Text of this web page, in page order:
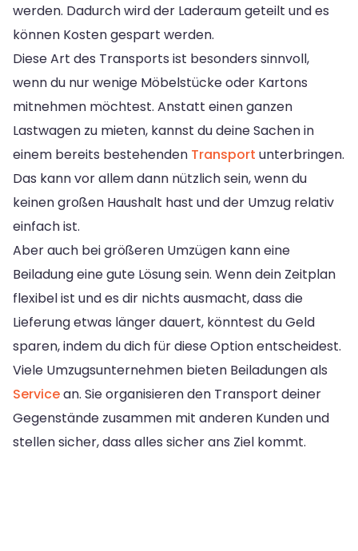
werden. Dadurch wird der Laderaum geteilt und es
können Kosten gespart werden.
Diese Art des Transports ist besonders sinnvoll,
wenn du nur wenige Möbelstücke oder Kartons
mitnehmen möchtest. Anstatt einen ganzen
Lastwagen zu mieten, kannst du deine Sachen in
einem bereits bestehenden Transport unterbringen.
Das kann vor allem dann nützlich sein, wenn du
keinen großen Haushalt hast und der Umzug relativ
einfach ist.
Aber auch bei größeren Umzügen kann eine
Beiladung eine gute Lösung sein. Wenn dein Zeitplan
flexibel ist und es dir nichts ausmacht, dass die
Lieferung etwas länger dauert, könntest du Geld
sparen, indem du dich für diese Option entscheidest.
Viele Umzugsunternehmen bieten Beiladungen als
Servicean. Sie organisieren den Transport deiner
Gegenstände zusammen mit anderen Kunden und
stellen sicher, dass alles sicher ans Ziel kommt.